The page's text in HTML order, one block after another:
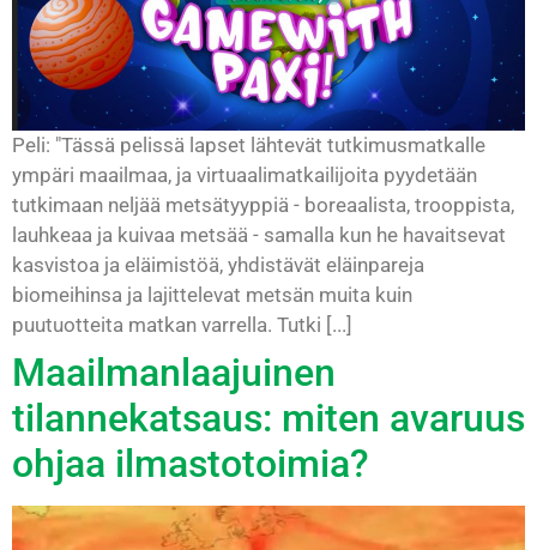
Peli: "Tässä pelissä lapset lähtevät tutkimusmatkalle
ympäri maailmaa, ja virtuaalimatkailijoita pyydetään
tutkimaan neljää metsätyyppiä - boreaalista, trooppista,
lauhkeaa ja kuivaa metsää - samalla kun he havaitsevat
kasvistoa ja eläimistöä, yhdistävät eläinpareja
biomeihinsa ja lajittelevat metsän muita kuin
puutuotteita matkan varrella. Tutki [...]
Maailmanlaajuinen
tilannekatsaus: miten avaruus
ohjaa ilmastotoimia?